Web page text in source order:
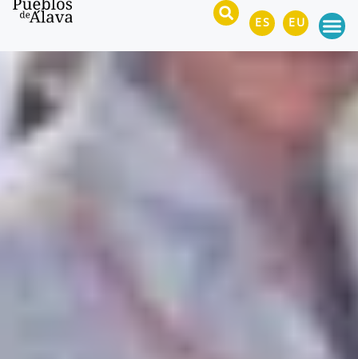
ES EU